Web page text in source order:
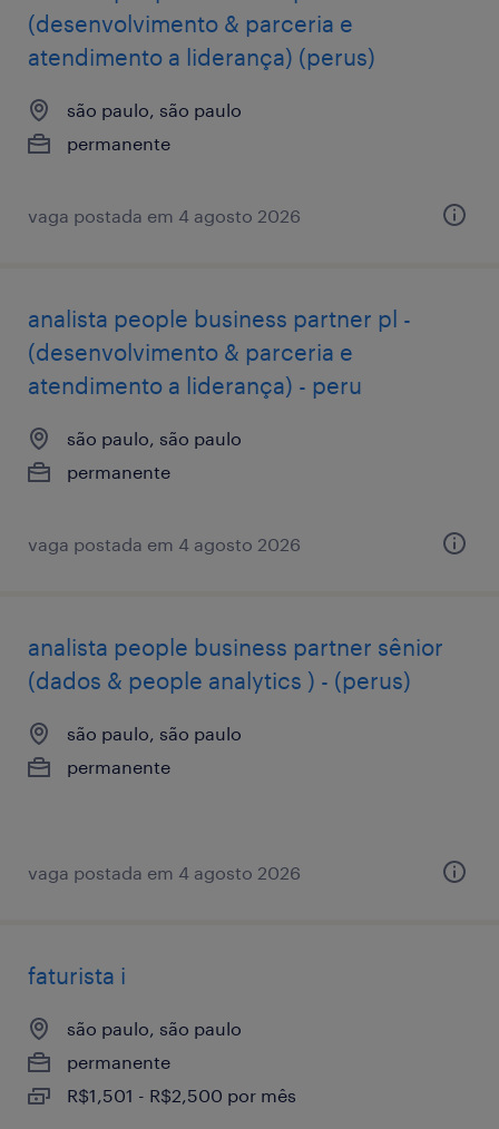
(desenvolvimento & parceria e
atendimento a liderança) (perus)
são paulo, são paulo
permanente
vaga postada em 4 agosto 2026
analista people business partner pl -
(desenvolvimento & parceria e
atendimento a liderança) - peru
são paulo, são paulo
permanente
vaga postada em 4 agosto 2026
analista people business partner sênior
(dados & people analytics ) - (perus)
são paulo, são paulo
permanente
vaga postada em 4 agosto 2026
faturista i
são paulo, são paulo
permanente
R$1,501 - R$2,500 por mês